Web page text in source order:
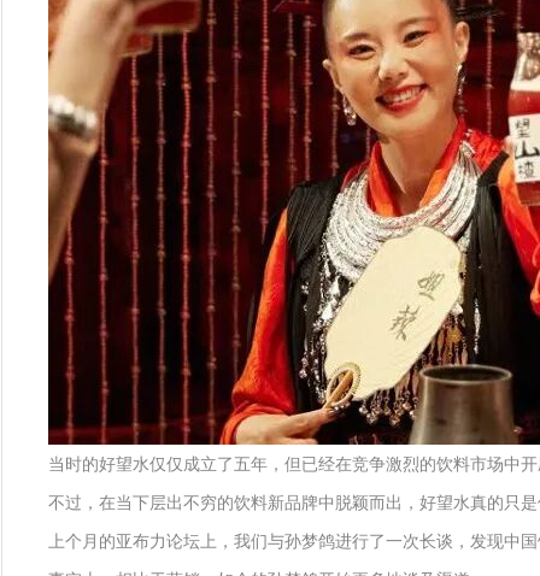
当时的好望水仅仅成立了五年，但已经在竞争激烈的饮料市场中
不过，在当下层出不穷的饮料新品牌中脱颖而出，好望水真的只
上个月的亚布力论坛上，我们与孙梦鸽进行了一次长谈，发现中